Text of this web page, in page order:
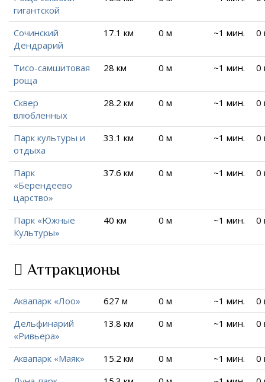
гигантской
Сочинский
Дендрарий
17.1 км 0 м ~1 мин. 0
Тисо-самшитовая
роща
28 км 0 м ~1 мин. 0
Сквер
влюбленных
28.2 км 0 м ~1 мин. 0
Парк культуры и
отдыха
33.1 км 0 м ~1 мин. 0
Парк
«Берендеево
царство»
37.6 км 0 м ~1 мин. 0
Парк «Южные
Культуры»
40 км 0 м ~1 мин. 0
Аттракционы
Аквапарк «Лоо» 627 м 0 м ~1 мин.
0
Дельфинарий
«Ривьера»
13.8 км 0 м ~1 мин. 0
Аквапарк «Маяк» 15.2 км 0 м ~1 мин.
0